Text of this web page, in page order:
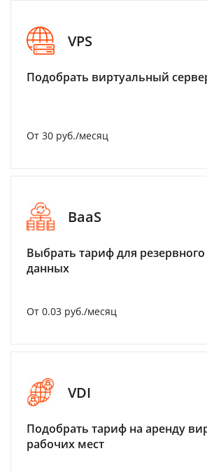
VPS
Подобрать виртуальный
От 30 руб./месяц
BaaS
Выбрать тариф для
данных
От 0.03 руб./месяц
VDI
Подобрать тариф на аренду
рабочих мест